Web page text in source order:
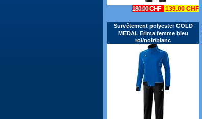
180.00 CHF 139.00 CHF
Survêtement polyester GOLD
MEDAL Erima femme bleu
roi/noir/blanc